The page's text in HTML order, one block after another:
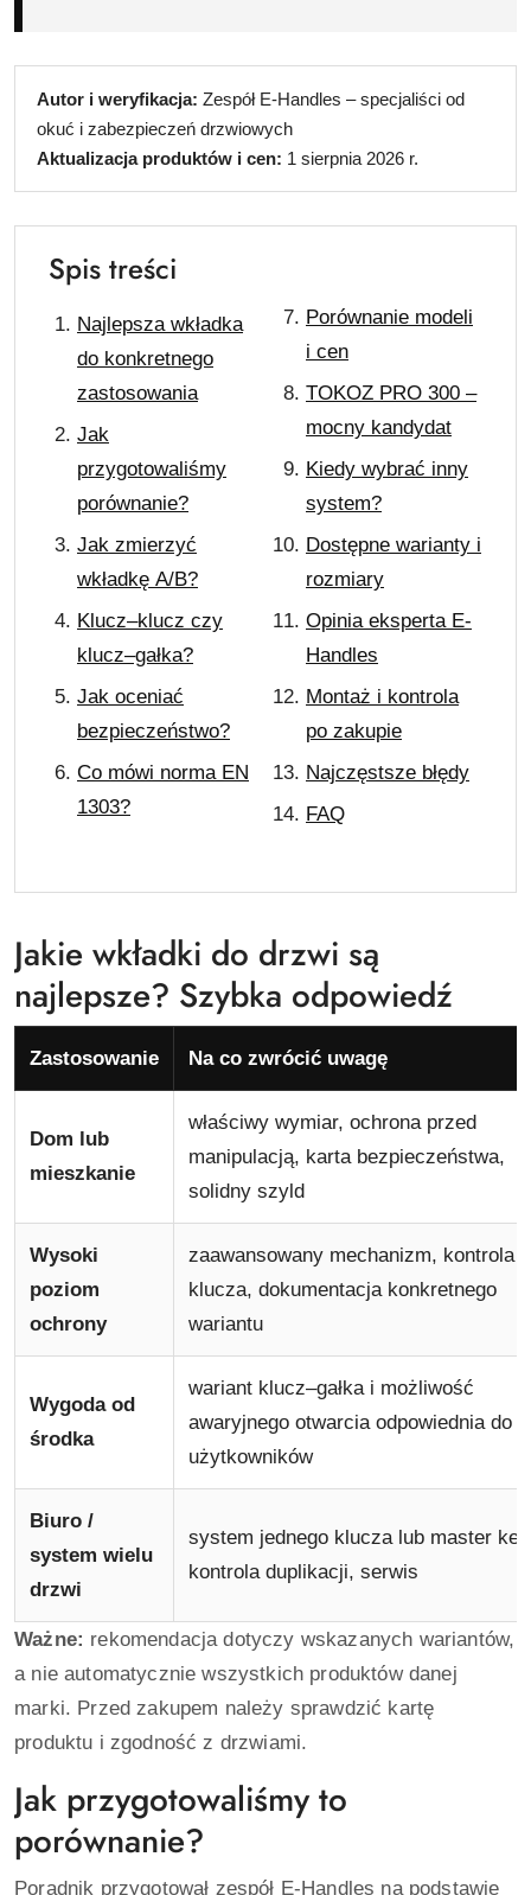
Autor i weryfikacja: Zespół E-Handles – specjaliści od
okuć i zabezpieczeń drzwiowych
Aktualizacja produktów i cen: 1 sierpnia 2026 r.
Spis treści
Najlepsza wkładka
do konkretnego
zastosowania
Jak
przygotowaliśmy
porównanie?
Jak zmierzyć
wkładkę A/B?
Klucz–klucz czy
klucz–gałka?
Jak oceniać
bezpieczeństwo?
Co mówi norma EN
1303?
Porównanie modeli
i cen
TOKOZ PRO 300 –
mocny kandydat
Kiedy wybrać inny
system?
Dostępne warianty i
rozmiary
Opinia eksperta E-
Handles
Montaż i kontrola
po zakupie
Najczęstsze błędy
FAQ
Jakie wkładki do drzwi są
najlepsze? Szybka odpowiedź
Zastosowanie Na co zwrócić uwagę
Dom lub
mieszkanie
właściwy wymiar, ochrona przed
manipulacją, karta bezpieczeństwa,
solidny szyld
Wysoki
poziom
ochrony
zaawansowany mechanizm, kontrola
klucza, dokumentacja konkretnego
wariantu
Wygoda od
środka
wariant klucz–gałka i możliwość
awaryjnego otwarcia odpowiednia do
użytkowników
Biuro /
system wielu
drzwi
system jednego klucza lub master
kontrola duplikacji, serwis
Ważne: rekomendacja dotyczy wskazanych wariantów,
a nie automatycznie wszystkich produktów danej
marki. Przed zakupem należy sprawdzić kartę
produktu i zgodność z drzwiami.
Jak przygotowaliśmy to
porównanie?
Poradnik przygotował zespół E-Handles na podstawie